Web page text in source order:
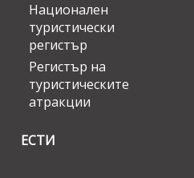
Национален
туристически
регистър
Регистър на
туристическите
атракции
ЕСТИ